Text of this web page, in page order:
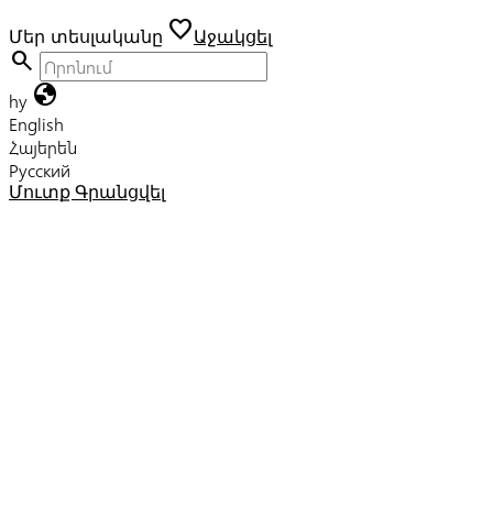
Մեր տեսլականը favoriteԱջակցել
search
hy globe
English
Հայերեն
Русский
Մուտք Գրանցվել